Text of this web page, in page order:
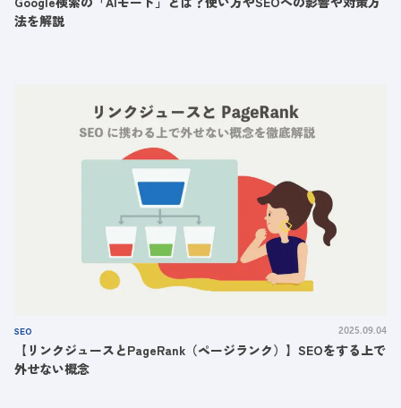
法を解説
SEO 2025.09.04
【リンクジュースとPageRank（ページランク）】SEOをする上で
外せない概念